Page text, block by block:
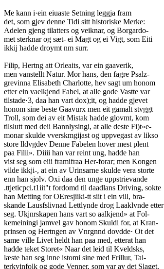
Me kann i·ein eiuaste Setning leggja fram
det, som gjev denne Tidi sitt historiske Merke:
Adelen gjeng tilatters og veiknar, og Borgardo-
met sterknar og sæt- ei Magt og ei Vigt, som Eiti
ikkij hadde droymt nm surr.
Filip, Hertng att Orleaits, var ein gaaverik,
men vanstellt Natur. Mor hans, den fagre Psalz-
grevinna Elisabeth Charlotte, hev sagt um honom
etter ein vaelkjend Fabel, at alle gode Vastte var
tilstade·3, daa han vart dox);it, og hadde gjevet
honom sine beste Gaavurx men eit gamalt stvggt
Troll, som dei av eit Mistak hadde glovmt, kom
tilslutt med deii Bannlysingi, at alle deste Fi)t«e-
monar skulde vverskmgijast og uppvegast av likso
store lldvgdev Denne Fabelen hover mest plent
paa Filii». Diiii han var reint ung, hadde han
vist seg som eiii framifraa Her-forar; men Kongen
vilde ikkji-, at ein av Urinsarne skulde vera storte
enn han sjolv. Oxi daa den unge uppstrievande
.ttjeticpci.t1iit"t fordomd til daadlans Driving, sokte
han Metting for OEresjiiki-tt siit i ein vill, bra-
skande Lausfslivnad Lettlynde drog Laaklvnde etter
seg. Ukjnrskapen hans vart so aalkjend» at Fol-
kemeiningi jamvel gav honom Skuldi for, at Kran-
prinsen og Hertngen av Vnrgnnd dovdde· Ot det
same ville Livet heldt han paa med, etterat han
hadde teket Storet« Naar det leid til Kveldsks,
læste han seg inne istomi sine med Frillur, Tai-
terkvinfolk og gode Venner, som var av det Slaget,